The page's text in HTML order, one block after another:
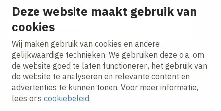
Deze website maakt gebruik van
cookies
Wij maken gebruik van cookies en andere
gelijkwaardige technieken. We gebruiken deze o.a. om
de website goed te laten functioneren, het gebruik van
de website te analyseren en relevante content en
advertenties te kunnen tonen. Voor meer informatie,
lees ons cookiebeleid.
Ontvang onze nieuws alerts in je mailbox!
E-mailadres
Ik ga akkoord met hetprivacy statement.